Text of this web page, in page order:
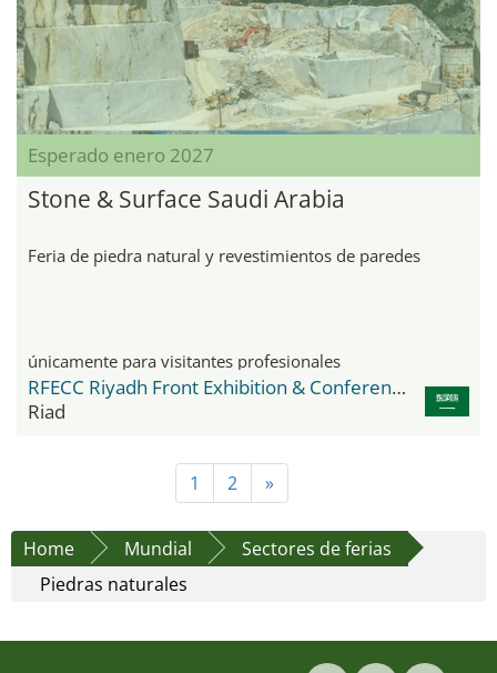
Esperado enero 2027
Stone & Surface Saudi Arabia
Feria de piedra natural y revestimientos de paredes
únicamente para visitantes profesionales
RFECC Riyadh Front Exhibition & Conference Center
Riad
1 2 »
Home Mundial
Sectores de ferias
Piedras naturales